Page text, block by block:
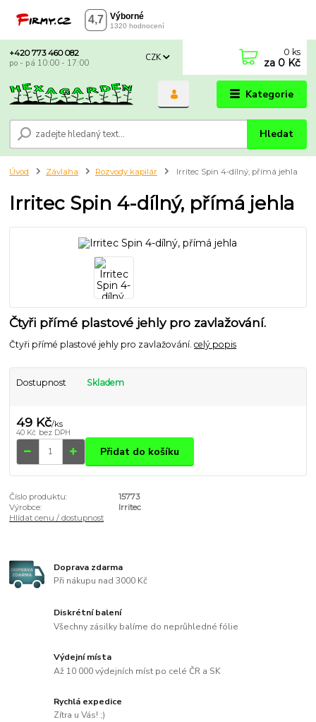
Kategorie
CZK
Hledat
+420 773 460 082
po - pá 10:00 - 17:00
0 ks
za 0 Kč
Úvod Závlaha Rozvody kapilár Irritec Spin 4-dílný, přímá jehla
Irritec Spin 4-dílný, přímá jehla
Čtyři přímé plastové jehly pro zavlažování.
Čtyři přímé plastové jehly pro zavlažování.celý popis
Dostupnost Skladem
49 Kč/ks
40 Kč bez DPH
Přidat do košíku
Číslo produktu:
15773
Výrobce:
Irritec
Hlídat cenu / dostupnost
Doprava zdarma
Při nákupu nad 3000 Kč
Diskrétní balení
Všechny zásilky balíme do neprůhledné fólie
Výdejní místa
Až 10 000 výdejních míst po celé ČR a SK
Rychlá expedice
Zítra u Vás! ;)